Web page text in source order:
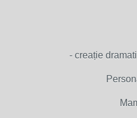
- creație